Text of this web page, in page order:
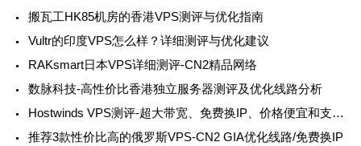
搬瓦工HK85机房的香港VPS测评与优化指南
Vultr的印度VPS怎么样？详细测评与优化建议
RAKsmart日本VPS详细测评-CN2精品网络
数脉科技-高性价比香港独立服务器测评及优化线路分析
Hostwinds VPS测评-超大带宽、免费换IP、价格便宜和支持支付宝
推荐3款性价比高的俄罗斯VPS-CN2 GIA优化线路/免费换IP